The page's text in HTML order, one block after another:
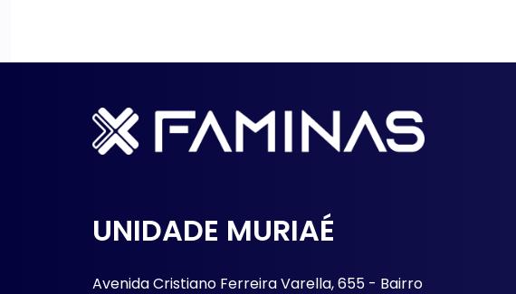
UNIDADE MURIAÉ
Avenida Cristiano Ferreira Varella, 655 - Bairro